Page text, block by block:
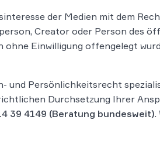
der Medien mit dem
Creator oder Person des
Einwilligung offengelegt
und Persönlichkeitsrecht
Durchsetzung Ihrer
39 4149 (Beratung bundesweit).